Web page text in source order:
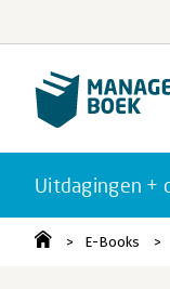
Uitdagingen +
E-Books